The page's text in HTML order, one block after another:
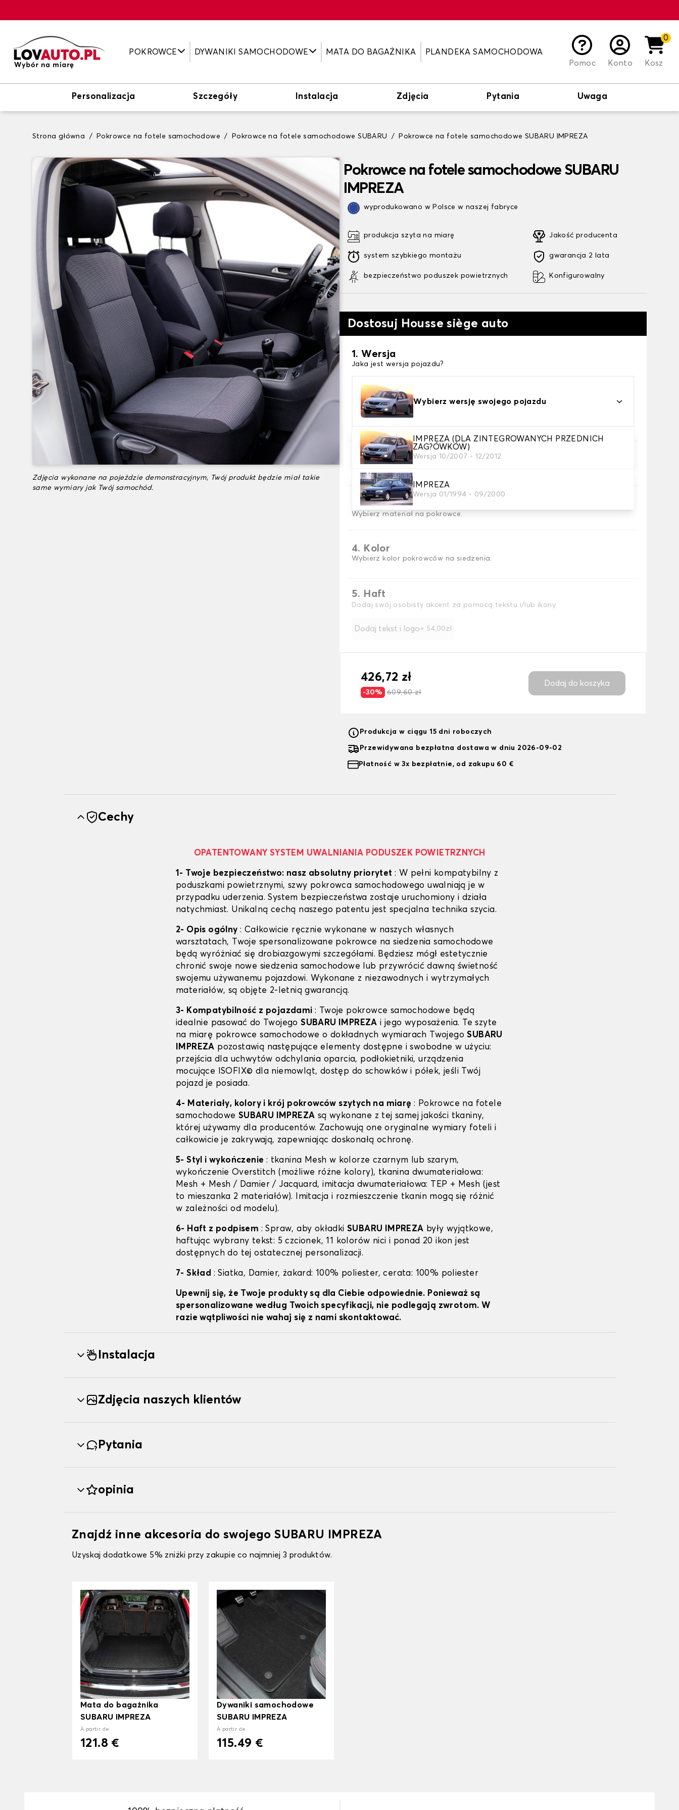
POKROWCE DYWANIKI SAMOCHODOWE MATA DO BAGAŻNIKA
PLANDEKA SAMOCHODOWA
Pomoc
Konto
0
Kosz
Personalizacja Szczegóły Instalacja Zdjęcia Pytania Uwaga
Strona główna Pokrowce na fotele samochodowe Pokrowce na fotele samochodowe SUBARU Pokrowce na fotele samochodowe SUBARU IMPREZA
Zdjęcia wykonane na pojeździe demonstracyjnym, Twój produkt będzie miał takie
same wymiary jak Twój samochód.
Pokrowce na fotele samochodowe SUBARU
IMPREZA
wyprodukowano w Polsce w naszej fabryce
produkcja szyta na miarę
system szybkiego montażu
bezpieczeństwo poduszek powietrznych
Jakość producenta
gwarancja 2 lata
Konfigurowalny
Dostosuj Housse siège auto
1. Wersja
Jaka jest wersja pojazdu?
Wybierz wersję swojego pojazdu
IMPREZA (DLA ZINTEGROWANYCH PRZEDNICH
ZAG?ÓWKÓW)
Wersja 10/2007 - 12/2012
IMPREZA
Wersja 01/1994 - 09/2000
2. Wybór gry
3. Materiał
Wybierz materiał na pokrowce.
4. Kolor
Wybierz kolor pokrowców na siedzenia.
5. Haft
Dodaj swój osobisty akcent za pomocą tekstu i/lub ikony
Dodaj tekst i logo + 54,00zł
426,72 zł
-30% 609,60 zł
Dodaj do koszyka
Produkcja w ciągu 15 dni roboczych
Przewidywana bezpłatna dostawa w dniu 2026-09-02
Płatność w 3x bezpłatnie, od zakupu 60 €
Cechy
OPATENTOWANY SYSTEM UWALNIANIA PODUSZEK POWIETRZNYCH
1- Twoje bezpieczeństwo: nasz absolutny priorytet : W pełni kompatybilny z
poduszkami powietrznymi, szwy pokrowca samochodowego uwalniają je w
przypadku uderzenia. System bezpieczeństwa zostaje uruchomiony i działa
natychmiast. Unikalną cechą naszego patentu jest specjalna technika szycia.
2- Opis ogólny : Całkowicie ręcznie wykonane w naszych własnych
warsztatach, Twoje spersonalizowane pokrowce na siedzenia samochodowe
będą wyróżniać się drobiazgowymi szczegółami. Będziesz mógł estetycznie
chronić swoje nowe siedzenia samochodowe lub przywrócić dawną świetność
swojemu używanemu pojazdowi. Wykonane z niezawodnych i wytrzymałych
materiałów, są objęte 2-letnią gwarancją.
3- Kompatybilność z pojazdami : Twoje pokrowce samochodowe będą
idealnie pasować do TwojegoSUBARU IMPREZA i jego wyposażenia. Te szyte
na miarę pokrowce samochodowe o dokładnych wymiarach TwojegoSUBARU
IMPREZA pozostawią następujące elementy dostępne i swobodne w użyciu:
przejścia dla uchwytów odchylania oparcia, podłokietniki, urządzenia
mocujące ISOFIX© dla niemowląt, dostęp do schowków i półek, jeśli Twój
pojazd je posiada.
4- Materiały, kolory i krój pokrowców szytych na miarę : Pokrowce na fotele
samochodowe SUBARU IMPREZA są wykonane z tej samej jakości tkaniny,
której używamy dla producentów. Zachowują one oryginalne wymiary foteli i
całkowicie je zakrywają, zapewniając doskonałą ochronę.
5- Styl i wykończenie : tkanina Mesh w kolorze czarnym lub szarym,
wykończenie Overstitch (możliwe różne kolory), tkanina dwumateriałowa:
Mesh + Mesh / Damier / Jacquard, imitacja dwumateriałowa: TEP + Mesh (jest
to mieszanka 2 materiałów). Imitacja i rozmieszczenie tkanin mogą się różnić
w zależności od modelu).
6- Haft z podpisem : Spraw, aby okładkiSUBARU IMPREZA były wyjątkowe,
haftując wybrany tekst: 5 czcionek, 11 kolorów nici i ponad 20 ikon jest
dostępnych do tej ostatecznej personalizacji.
7- Skład : Siatka, Damier, żakard: 100% poliester, cerata: 100% poliester
Upewnij się, że Twoje produkty są dla Ciebie odpowiednie. Ponieważ są
spersonalizowane według Twoich specyfikacji, nie podlegają zwrotom. W
razie wątpliwości nie wahaj się z nami skontaktować.
Instalacja
Zdjęcia naszych klientów
Pytania
opinia
Znajdź inne akcesoria do swojego SUBARU IMPREZA
Uzyskaj dodatkowe 5% zniżki przy zakupie co najmniej 3 produktów.
Mata do bagażnika
SUBARU IMPREZA
À partir de
121.8 €
Dywaniki samochodowe
SUBARU IMPREZA
À partir de
115.49 €